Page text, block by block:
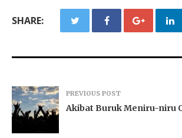
SHARE:
PREVIOUS POST
Akibat Buruk Meniru-niru